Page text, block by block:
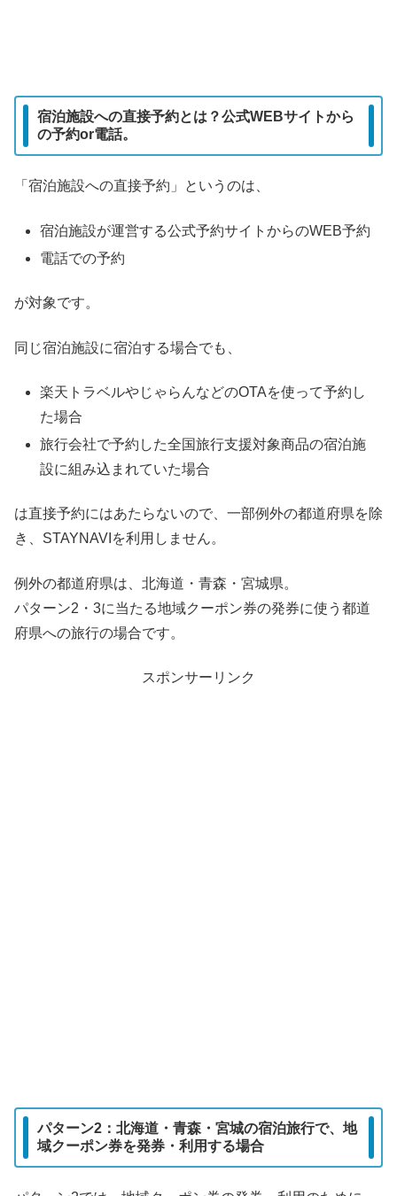
宿泊施設への直接予約とは？公式WEBサイトから
の予約or電話。
「宿泊施設への直接予約」というのは、
宿泊施設が運営する公式予約サイトからのWEB予約
電話での予約
が対象です。
同じ宿泊施設に宿泊する場合でも、
楽天トラベルやじゃらんなどのOTAを使って予約し
た場合
旅行会社で予約した全国旅行支援対象商品の宿泊施
設に組み込まれていた場合
は直接予約にはあたらないので、一部例外の都道府県を除
き、STAYNAVIを利用しません。
例外の都道府県は、北海道・青森・宮城県。
パターン2・3に当たる地域クーポン券の発券に使う都道
府県への旅行の場合です。
スポンサーリンク
パターン2：北海道・青森・宮城の宿泊旅行で、地
域クーポン券を発券・利用する場合